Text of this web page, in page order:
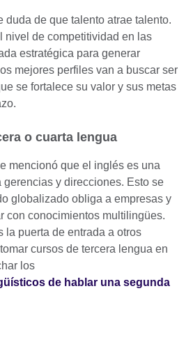
duda de que talento atrae talento.
nivel de competitividad en las
estratégica para generar
mejores perfiles van a buscar ser
se fortalece su valor y sus metas
o cuarta lengua
mencionó que el inglés es una
y direcciones. Esto se
globalizado obliga a empresas y
con conocimientos multilingües.
la puerta de entrada a otros
cursos de tercera lengua en
los
de hablar una segunda